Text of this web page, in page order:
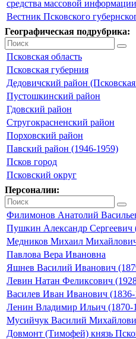
средства массовой информации
Вестник Псковского
Географическая подрубрика:
Псковская область
Псковская губерния
Дедовичский район (Псковская
Пустошкинский район
Гдовский район
Стругокрасненский район
Порховский район
Павский район (1946-1959)
Псков город
Псковский округ
Персоналии:
Филимонов Анатолий
Пушкин Александр Сергеевич
Медников Михаил
Павлова Вера Ивановна
Яшнев Василий Иванович
Левин Натан Феликсович
Василев Иван Иванович (1836-
Ленин Владимир Ильич (1870-
Мусийчук Василий
Довмонт (Тимофей) князь